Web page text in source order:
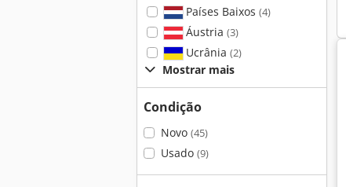
Países Baixos (4)
Áustria (3)
Ucrânia (2)
Mostrar mais
Condição
Novo (45)
Usado (9)
Dobra De Chapas Metálicas Ras 632